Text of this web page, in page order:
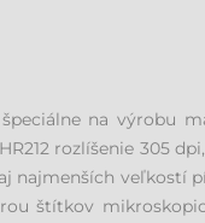
na výrobu
rozlíšenie 305
najmenších veľkostí
štítkov